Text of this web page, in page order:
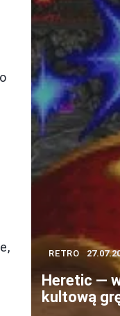
RETRO
Heretic —
kultową